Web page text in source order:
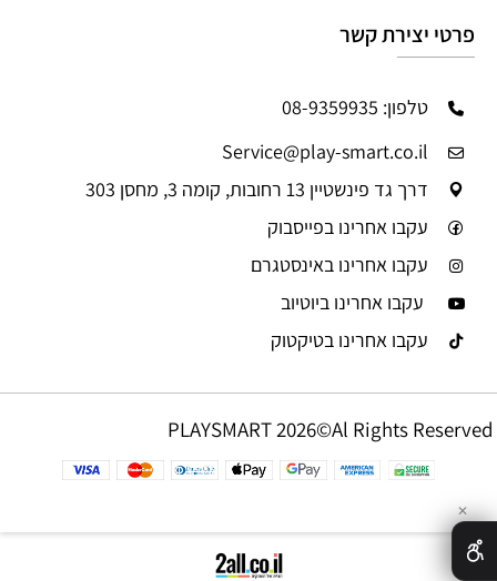
פרטי יצירת קשר
טלפון: 08-9359935
Service@play-smart.co.il
דרך גד פינשטיין 13 רחובות, קומה 3, מחסן 303
עקבו אחרינו בפייסבוק
עקבו אחרינו באינסטגרם
עקבו אחרינו ביוטיוב
עקבו אחרינו בטיקטוק
PLAYSMART 2026©Al Rights Reserved
✕